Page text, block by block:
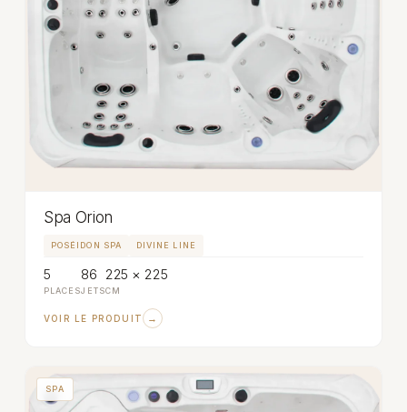
Spa Orion
POSÉIDON SPA DIVINE LINE
5
PLACES
86
JETS
225 × 225
CM
VOIR LE PRODUIT →
SPA